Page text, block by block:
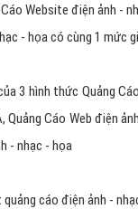
Website điện ảnh -
- họa có cùng 1 mức
3 hình thức Quảng
Quảng Cáo Web điện
- nhạc - họa
cáo điện ảnh -